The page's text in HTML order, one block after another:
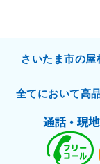
さいたま市の
全てにおいて高